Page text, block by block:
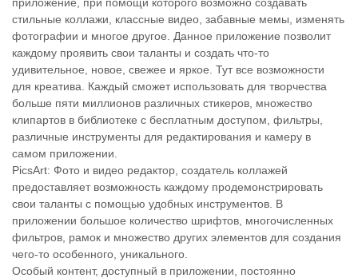
стильные коллажи, классные видео, забавные мемы, изменять
фотографии и многое другое. Данное приложение позволит
каждому проявить свои таланты и создать что-то
удивительное, новое, свежее и яркое. Тут все возможности
для креатива. Каждый сможет использовать для творчества
больше пяти миллионов различных стикеров, множество
клипартов в библиотеке с бесплатным доступом, фильтры,
различные инструменты для редактирования и камеру в
самом приложении.
PicsArt: Фото и видео редактор, создатель коллажей
предоставляет возможность каждому продемонстрировать
свои таланты с помощью удобных инструментов. В
приложении большое количество шрифтов, многочисленных
фильтров, рамок и множество других элементов для создания
чего-то особенного, уникального.
Особый контент, доступный в приложении, постоянно